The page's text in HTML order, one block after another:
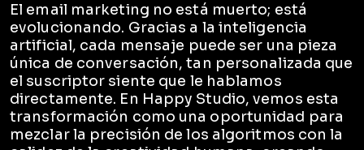
El email marketing no está muerto; está
evolucionando. Gracias a la inteligencia
artificial, cada mensaje puede ser una pieza
única de conversación, tan personalizada que
el suscriptor siente que le hablamos
directamente. En Happy Studio, vemos esta
transformación como una oportunidad para
mezclar la precisión de los algoritmos con la